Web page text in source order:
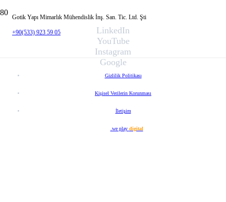
Gotik Yapı Mimarlık Mühendislik İnş. San. Tic. Ltd. Şti
+90(533) 923 59 05
LinkedIn
YouTube
Instagram
Google
Gizlilik Politikası
Kişisel Verilerin Korunması
İletişim
.we play digital